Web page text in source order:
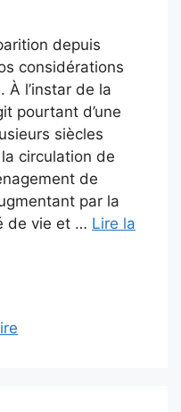
depuis
considérations
À l’instar de la
pourtant d’une
siècles
circulation de
de
par la
de vie et … Lire la